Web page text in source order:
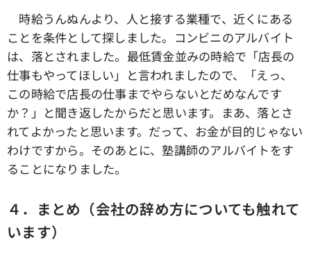
時給うんぬんより、人と接する業種で、近くにある
ことを条件として探しました。コンビニのアルバイト
は、落とされました。最低賃金並みの時給で「店長の
仕事もやってほしい」と言われましたので、「えっ、
この時給で店長の仕事までやらないとだめなんです
か？」と聞き返したからだと思います。まあ、落とさ
れてよかったと思います。だって、お金が目的じゃない
わけですから。そのあとに、塾講師のアルバイトをす
ることになりました。
４．まとめ（会社の辞め方についても触れて
います）